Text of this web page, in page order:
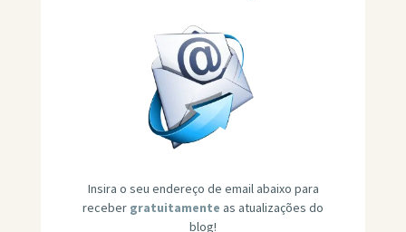
Insira o seu endereço de email abaixo para
receber gratuitamente as atualizações do
blog!